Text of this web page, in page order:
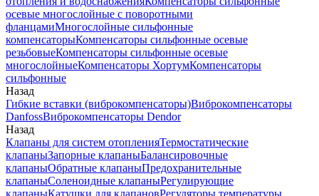
осевые многослойные с поворотными
фланцамиМногослойные сильфонные
компенсаторыКомпенсаторы сильфонные осевые
резьбовыеКомпенсаторы сильфонные осевые
многослойныеКомпенсаторы ХортумКомпенсаторы
сильфонные
Назад
Гибкие вставки (виброкомпенсаторы)Виброкомпенсаторы
DanfossВиброкомпенсаторы Dendor
Назад
Клапаны для систем отопленияТермостатические
клапаныЗапорные клапаныБалансировочные
клапаныОбратные клапаныПредохранительные
клапаныСоленоидные клапаныРегулирующие
клапаныКатушки для клапановРегуляторы температуры,